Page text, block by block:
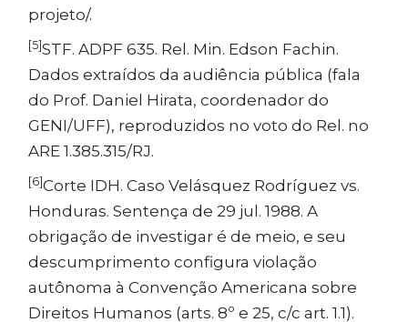
projeto/.
[5]STF. ADPF 635. Rel. Min. Edson Fachin.
Dados extraídos da audiência pública (fala
do Prof. Daniel Hirata, coordenador do
GENI/UFF), reproduzidos no voto do Rel. no
ARE 1.385.315/RJ.
[6]Corte IDH. Caso Velásquez Rodríguez vs.
Honduras. Sentença de 29 jul. 1988. A
obrigação de investigar é de meio, e seu
descumprimento configura violação
autônoma à Convenção Americana sobre
Direitos Humanos (arts. 8º e 25, c/c art. 1.1).